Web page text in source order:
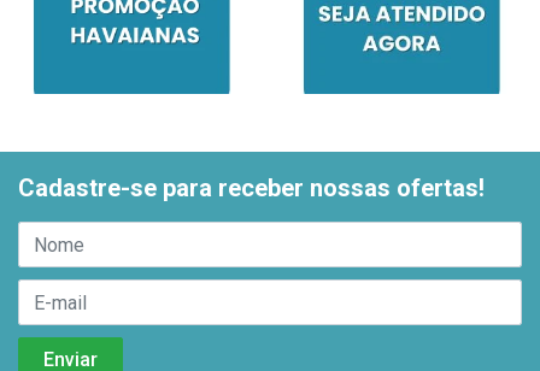
Cadastre-se para receber nossas ofertas!